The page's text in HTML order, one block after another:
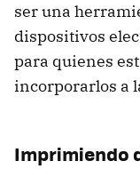
ser una
dispositivos
para quienes
incorporarlos a
Imprimiendo